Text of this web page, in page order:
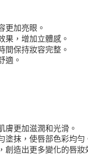
含以上)免運費
款
含以上)免運費
含以上)免運費
更加亮眼。
果，增加立體感。
間保持妝容完整。
適。
膚更加滋潤和光滑。
塗抹，使唇部色彩均勻
創造出更多變化的唇妝